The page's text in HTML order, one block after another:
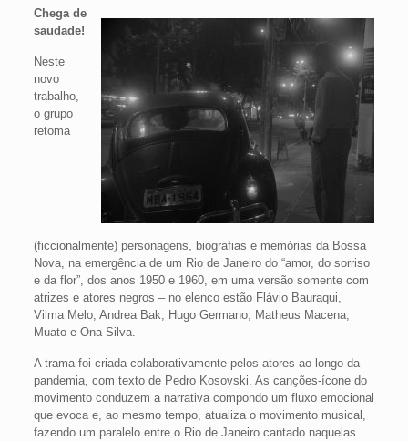
Chega de
saudade!
Neste
novo
trabalho,
o grupo
retoma
(ficcionalmente) personagens, biografias e memórias da Bossa
Nova, na emergência de um Rio de Janeiro do “amor, do sorriso
e da flor”, dos anos 1950 e 1960, em uma versão somente com
atrizes e atores negros – no elenco estão Flávio Bauraqui,
Vilma Melo, Andrea Bak, Hugo Germano, Matheus Macena,
Muato e Ona Silva.
A trama foi criada colaborativamente pelos atores ao longo da
pandemia, com texto de Pedro Kosovski. As canções-ícone do
movimento conduzem a narrativa compondo um fluxo emocional
que evoca e, ao mesmo tempo, atualiza o movimento musical,
fazendo um paralelo entre o Rio de Janeiro cantado naquelas